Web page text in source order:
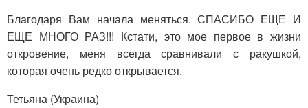
Благодаря Вам начала меняться. СПАСИБО ЕЩЕ И
ЕЩЕ МНОГО РАЗ!!! Кстати, это мое первое в жизни
откровение, меня всегда сравнивали с ракушкой,
которая очень редко открывается.
Тетьяна (Украина)